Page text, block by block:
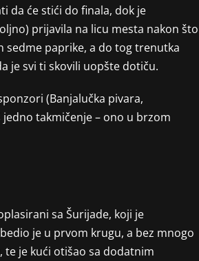
da će stići do finala, dok je
prijavila na licu mesta nakon što
sedme paprike, a do tog trenutka
je svi ti skovili uopšte dotiču.
(Banjalučka pivara,
takmičenje – ono u brzom
sa Šurijade, koji je
je u prvom krugu, a bez mnogo
je kući otišao sa dodatnim